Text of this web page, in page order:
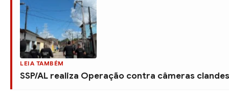
LEIA TAMBÉM
SSP/AL realiza Operação contra câmeras